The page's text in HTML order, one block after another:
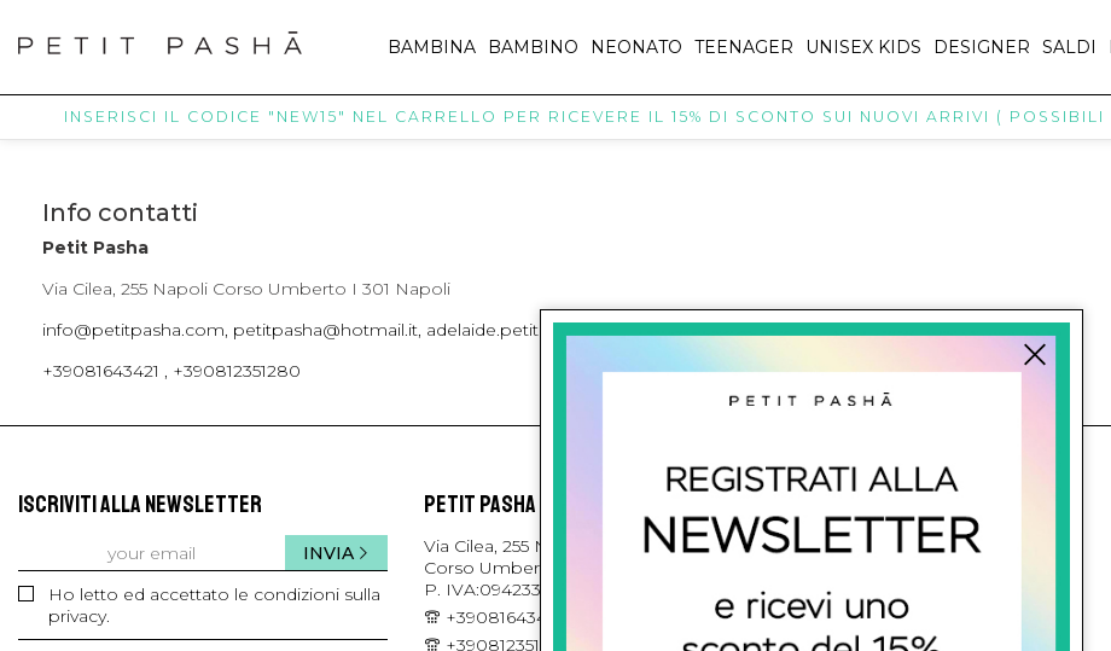
BAMBINA BAMBINO NEONATO TEENAGER UNISEX KIDS DESIGNER SALDI
INSERISCI IL CODICE "NEW15" NEL CARRELLO PER RICEVERE IL 15% DI SCONTO SUI NUOVI ARRIVI ( POSSIBILI
Info contatti
Petit Pasha
Via Cilea, 255 Napoli Corso Umberto I 301 Napoli
info@petitpasha.com, petitpasha@hotmail.it, adelaide.petitpasha@hotmail.com
+39081643421 , +390812351280
ISCRIVITI ALLA NEWSLETTER
Ho letto ed accettato le condizioni sulla
privacy.
INVIA
PETIT PASHA
Via Cilea, 255 Napoli
Corso Umberto I 301 Napoli - Italia
P. IVA:09423341214
+39081643421
+390812351280
L'azienda
Contatti
Pagamenti